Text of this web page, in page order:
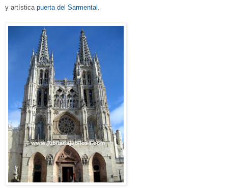
y artística puerta del Sarmental.